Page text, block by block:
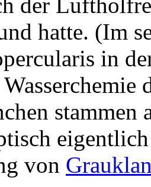
hatte. (Im
in
von